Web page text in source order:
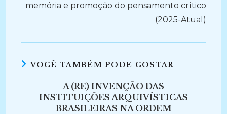
memória e promoção do pensamento crítico
(2025-Atual)
VOCÊ TAMBÉM PODE GOSTAR
A (RE) INVENÇÃO DAS
INSTITUIÇÕES ARQUIVÍSTICAS
BRASILEIRAS NA ORDEM